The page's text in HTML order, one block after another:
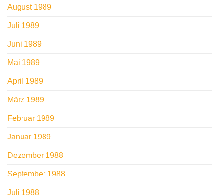
August 1989
Juli 1989
Juni 1989
Mai 1989
April 1989
März 1989
Februar 1989
Januar 1989
Dezember 1988
September 1988
Juli 1988